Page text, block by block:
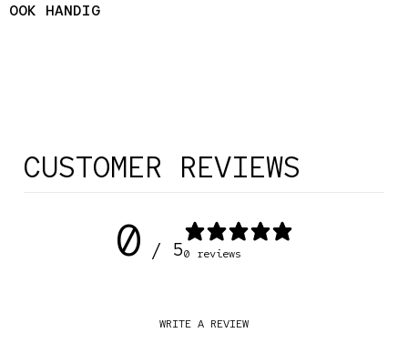
OOK HANDIG
CUSTOMER REVIEWS
0 / 50 reviews
WRITE A REVIEW